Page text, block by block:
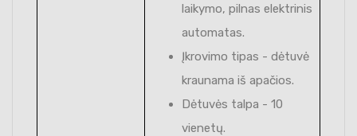
laikymo, pilnas elektrinis
automatas.
Įkrovimo tipas - dėtuvė
kraunama iš apačios.
Dėtuvės talpa - 10
vienetų.